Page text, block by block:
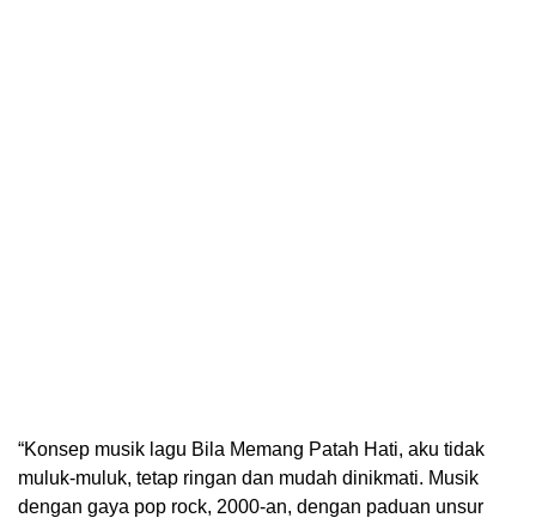
“Konsep musik lagu Bila Memang Patah Hati, aku tidak
muluk-muluk, tetap ringan dan mudah dinikmati. Musik
dengan gaya pop rock, 2000-an, dengan paduan unsur